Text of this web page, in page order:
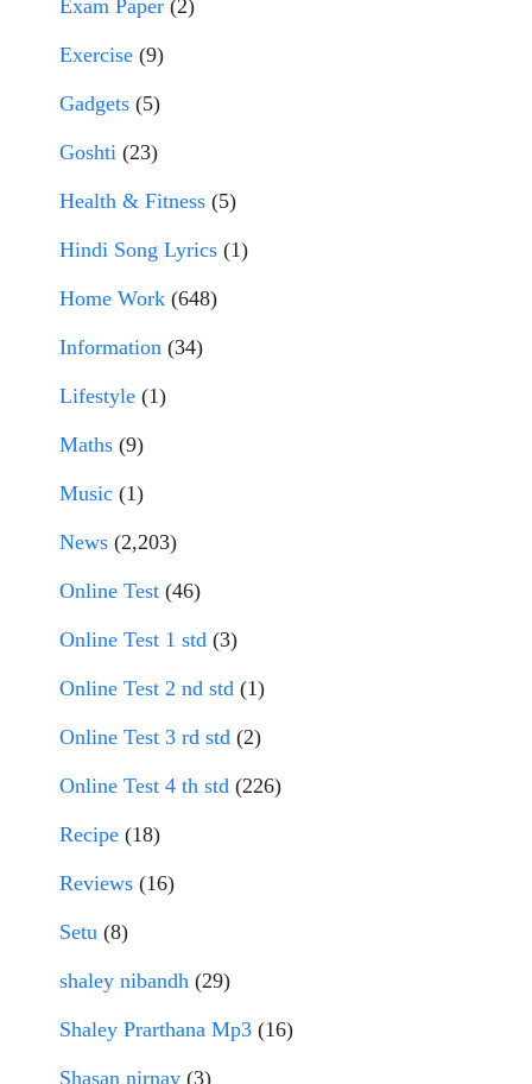
Exam Paper (2)
Exercise (9)
Gadgets (5)
Goshti (23)
Health & Fitness (5)
Hindi Song Lyrics (1)
Home Work (648)
Information (34)
Lifestyle (1)
Maths (9)
Music (1)
News (2,203)
Online Test (46)
Online Test 1 std (3)
Online Test 2 nd std (1)
Online Test 3 rd std (2)
Online Test 4 th std (226)
Recipe (18)
Reviews (16)
Setu (8)
shaley nibandh (29)
Shaley Prarthana Mp3 (16)
Shasan nirnay (3)